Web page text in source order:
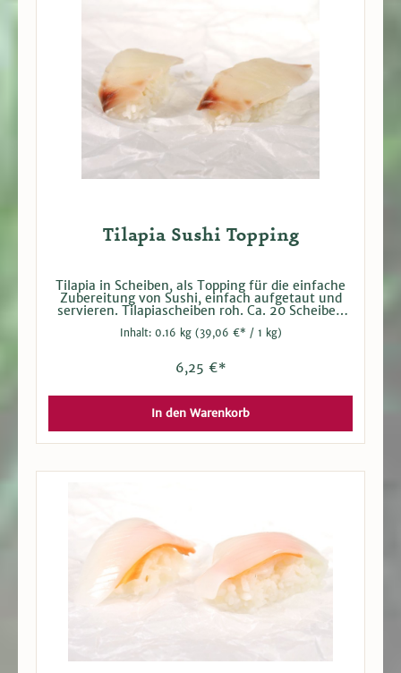
Tilapia Sushi Topping
Tilapia in Scheiben, als Topping für die einfache
Zubereitung von Sushi, einfach aufgetaut und
servieren. Tilapiascheiben roh. Ca. 20 Scheiben
pro Packung. Bei Versand tiefgefroren. Hersteller:
Kagerer & Co. GmbH
Inhalt: 0.16 kg (39,06 €* / 1 kg)
6,25 €*
In den Warenkorb